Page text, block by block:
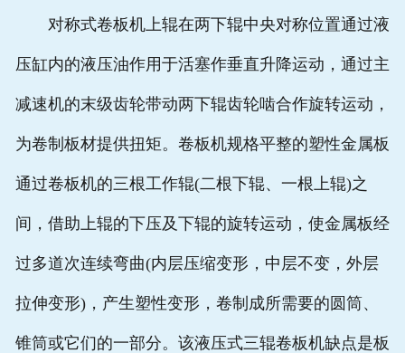
对称式卷板机上辊在两下辊中央对称位置通过液
压缸内的液压油作用于活塞作垂直升降运动，通过主
减速机的末级齿轮带动两下辊齿轮啮合作旋转运动，
为卷制板材提供扭矩。卷板机规格平整的塑性金属板
通过卷板机的三根工作辊(二根下辊、一根上辊)之
间，借助上辊的下压及下辊的旋转运动，使金属板经
过多道次连续弯曲(内层压缩变形，中层不变，外层
拉伸变形)，产生塑性变形，卷制成所需要的圆筒、
锥筒或它们的一部分。该液压式三辊卷板机缺点是板